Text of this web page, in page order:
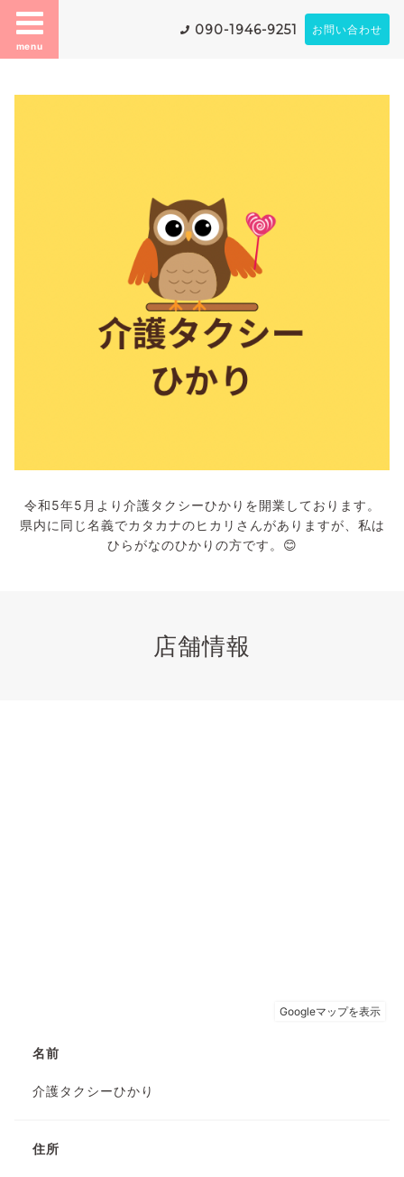
menu
090-1946-9251 お問い合わせ
令和5年5月より介護タクシーひかりを開業しております。
県内に同じ名義でカタカナのヒカリさんがありますが、私は
ひらがなのひかりの方です。😊
店舗情報
名前
介護タクシーひかり
住所